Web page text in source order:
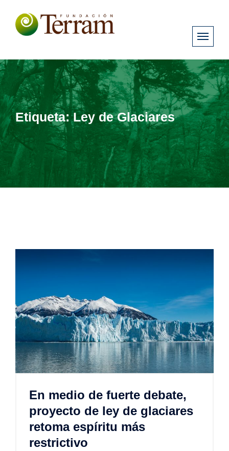
Etiqueta:Ley de Glaciares
En medio de fuerte debate,
proyecto de ley de glaciares
retoma espíritu más
restrictivo